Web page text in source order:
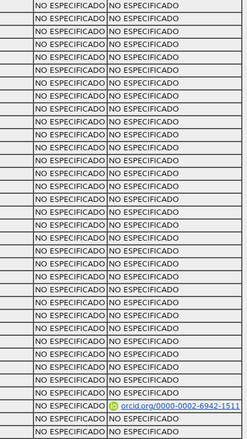
NO ESPECIFICADO NO ESPECIFICADO
NO ESPECIFICADO NO ESPECIFICADO
NO ESPECIFICADO NO ESPECIFICADO
NO ESPECIFICADO NO ESPECIFICADO
NO ESPECIFICADO NO ESPECIFICADO
NO ESPECIFICADO NO ESPECIFICADO
NO ESPECIFICADO NO ESPECIFICADO
NO ESPECIFICADO NO ESPECIFICADO
NO ESPECIFICADO NO ESPECIFICADO
NO ESPECIFICADO NO ESPECIFICADO
NO ESPECIFICADO NO ESPECIFICADO
NO ESPECIFICADO NO ESPECIFICADO
NO ESPECIFICADO NO ESPECIFICADO
NO ESPECIFICADO NO ESPECIFICADO
NO ESPECIFICADO NO ESPECIFICADO
NO ESPECIFICADO NO ESPECIFICADO
NO ESPECIFICADO NO ESPECIFICADO
NO ESPECIFICADO NO ESPECIFICADO
NO ESPECIFICADO NO ESPECIFICADO
NO ESPECIFICADO NO ESPECIFICADO
NO ESPECIFICADO NO ESPECIFICADO
NO ESPECIFICADO NO ESPECIFICADO
NO ESPECIFICADO NO ESPECIFICADO
NO ESPECIFICADO NO ESPECIFICADO
NO ESPECIFICADO NO ESPECIFICADO
NO ESPECIFICADO NO ESPECIFICADO
NO ESPECIFICADO NO ESPECIFICADO
NO ESPECIFICADO NO ESPECIFICADO
NO ESPECIFICADO NO ESPECIFICADO
NO ESPECIFICADO NO ESPECIFICADO
NO ESPECIFICADO NO ESPECIFICADO
NO ESPECIFICADO
orcid.org/0000-0002-6942-1511
NO ESPECIFICADO NO ESPECIFICADO
NO ESPECIFICADO NO ESPECIFICADO